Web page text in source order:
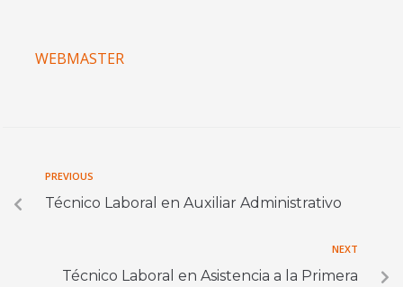
WEBMASTER
PREVIOUS
Técnico Laboral en Auxiliar Administrativo
NEXT
Técnico Laboral en Asistencia a la Primera